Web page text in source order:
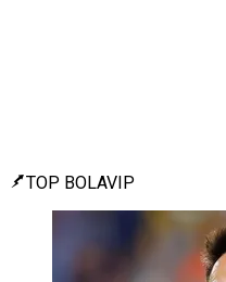
TOP BOLAVIP